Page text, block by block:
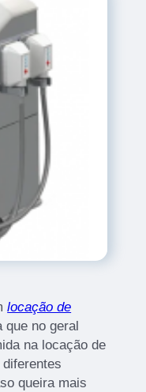
locação de
que no geral
na locação de
queira mais